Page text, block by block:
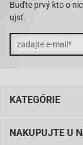
Buďte prvý kto o
ujsť.
KATEGÓRIE
NAKUPUJTE U